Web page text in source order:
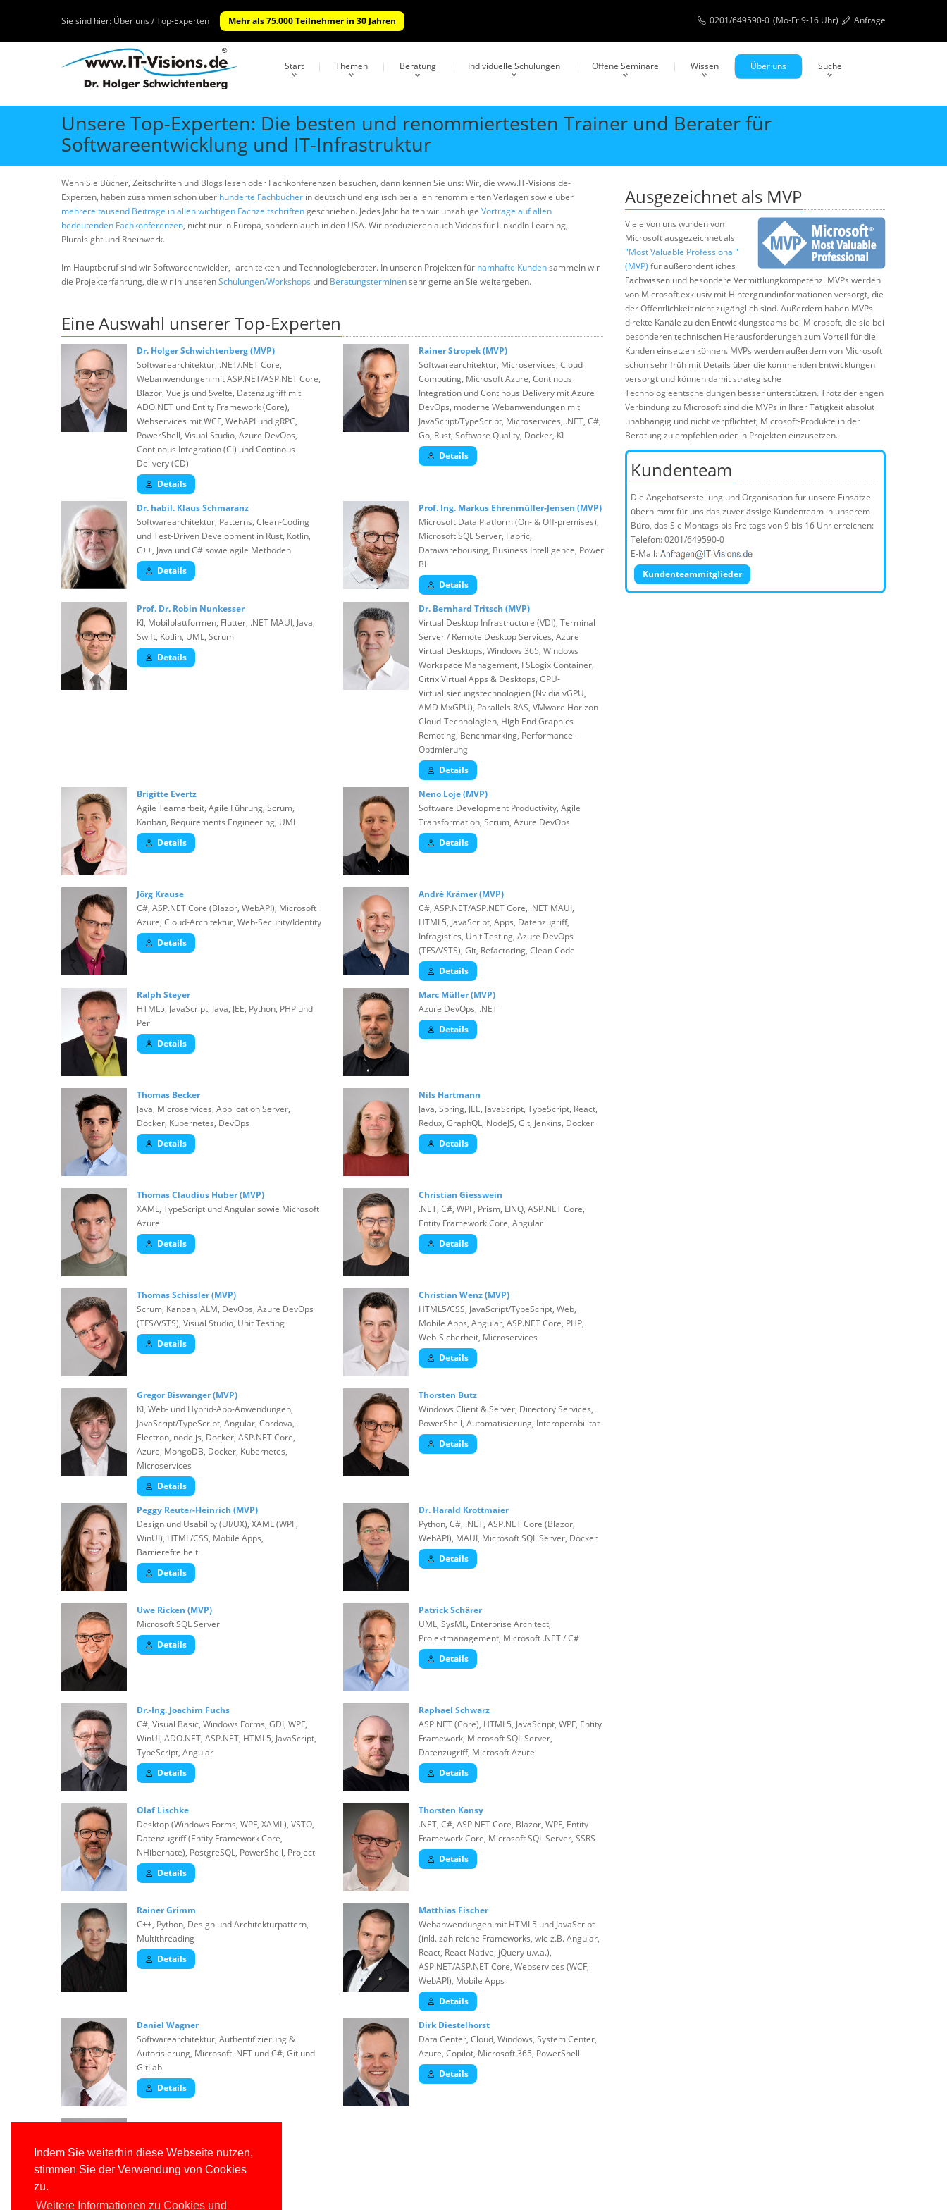
Indem Sie weiterhin diese Webseite nutzen,
stimmen Sie der Verwendung von Cookies
zu.
Weitere Informationen zu Cookies und
Sie sind hier: Über uns / Top-Experten Mehr als 75.000 Teilnehmer in 30 Jahren 0201/649590-0 (Mo-Fr 9-16 Uhr) Anfrage
Start Themen Beratung Individuelle Schulungen Offene Seminare Wissen Über uns Suche
Unsere Top-Experten: Die besten und renommiertesten Trainer und Berater für
Softwareentwicklung und IT-Infrastruktur
Wenn Sie Bücher, Zeitschriften und Blogs lesen oder Fachkonferenzen besuchen, dann kennen Sie uns: Wir, die www.IT-Visions.de-
Experten, haben zusammen schon über hunderte Fachbücher in deutsch und englisch bei allen renommierten Verlagen sowie über
mehrere tausend Beiträge in allen wichtigen Fachzeitschriftengeschrieben. Jedes Jahr halten wir unzählige Vorträge auf allen
bedeutenden Fachkonferenzen, nicht nur in Europa, sondern auch in den USA. Wir produzieren auch Videos für LinkedIn Learning,
Pluralsight und Rheinwerk.
Im Hauptberuf sind wir Softwareentwickler, -architekten und Technologieberater. In unseren Projekten für namhafte Kundensammeln wir
die Projekterfahrung, die wir in unserenSchulungen/Workshops und Beratungsterminensehr gerne an Sie weitergeben.
Eine Auswahl unserer Top-Experten
Dr. Holger Schwichtenberg (MVP)
Softwarearchitektur, .NET/.NET Core,
Webanwendungen mit ASP.NET/ASP.NET Core,
Blazor, Vue.js und Svelte, Datenzugriff mit
ADO.NET und Entity Framework (Core),
Webservices mit WCF, WebAPI und gRPC,
PowerShell, Visual Studio, Azure DevOps,
Continous Integration (CI) und Continous
Delivery (CD)
Details
Rainer Stropek (MVP)
Softwarearchitektur, Microservices, Cloud
Computing, Microsoft Azure, Continous
Integration und Continous Delivery mit Azure
DevOps, moderne Webanwendungen mit
JavaScript/TypeScript, Microservices, .NET, C#,
Go, Rust, Software Quality, Docker, KI
Details
Dr. habil. Klaus Schmaranz
Softwarearchitektur, Patterns, Clean-Coding
und Test-Driven Development in Rust, Kotlin,
C++, Java und C# sowie agile Methoden
Details
Prof. Ing. Markus Ehrenmüller-Jensen (MVP)
Microsoft Data Platform (On- & Off-premises),
Microsoft SQL Server, Fabric,
Datawarehousing, Business Intelligence, Power
BI
Details
Prof. Dr. Robin Nunkesser
KI, Mobilplattformen, Flutter, .NET MAUI, Java,
Swift, Kotlin, UML, Scrum
Details
Dr. Bernhard Tritsch (MVP)
Virtual Desktop Infrastructure (VDI), Terminal
Server / Remote Desktop Services, Azure
Virtual Desktops, Windows 365, Windows
Workspace Management, FSLogix Container,
Citrix Virtual Apps & Desktops, GPU-
Virtualisierungstechnologien (Nvidia vGPU,
AMD MxGPU), Parallels RAS, VMware Horizon
Cloud-Technologien, High End Graphics
Remoting, Benchmarking, Performance-
Optimierung
Details
Brigitte Evertz
Agile Teamarbeit, Agile Führung, Scrum,
Kanban, Requirements Engineering, UML
Details
Neno Loje (MVP)
Software Development Productivity, Agile
Transformation, Scrum, Azure DevOps
Details
Jörg Krause
C#, ASP.NET Core (Blazor, WebAPI), Microsoft
Azure, Cloud-Architektur, Web-Security/Identity
Details
André Krämer (MVP)
C#, ASP.NET/ASP.NET Core, .NET MAUI,
HTML5, JavaScript, Apps, Datenzugriff,
Infragistics, Unit Testing, Azure DevOps
(TFS/VSTS), Git, Refactoring, Clean Code
Details
Ralph Steyer
HTML5, JavaScript, Java, JEE, Python, PHP und
Perl
Details
Marc Müller (MVP)
Azure DevOps, .NET
Details
Thomas Becker
Java, Microservices, Application Server,
Docker, Kubernetes, DevOps
Details
Nils Hartmann
Java, Spring, JEE, JavaScript, TypeScript, React,
Redux, GraphQL, NodeJS, Git, Jenkins, Docker
Details
Thomas Claudius Huber (MVP)
XAML, TypeScript und Angular sowie Microsoft
Azure
Details
Christian Giesswein
.NET, C#, WPF, Prism, LINQ, ASP.NET Core,
Entity Framework Core, Angular
Details
Thomas Schissler (MVP)
Scrum, Kanban, ALM, DevOps, Azure DevOps
(TFS/VSTS), Visual Studio, Unit Testing
Details
Christian Wenz (MVP)
HTML5/CSS, JavaScript/TypeScript, Web,
Mobile Apps, Angular, ASP.NET Core, PHP,
Web-Sicherheit, Microservices
Details
Gregor Biswanger (MVP)
KI, Web- und Hybrid-App-Anwendungen,
JavaScript/TypeScript, Angular, Cordova,
Electron, node.js, Docker, ASP.NET Core,
Azure, MongoDB, Docker, Kubernetes,
Microservices
Details
Thorsten Butz
Windows Client & Server, Directory Services,
PowerShell, Automatisierung, Interoperabilität
Details
Peggy Reuter-Heinrich (MVP)
Design und Usability (UI/UX), XAML (WPF,
WinUI), HTML/CSS, Mobile Apps,
Barrierefreiheit
Details
Dr. Harald Krottmaier
Python, C#, .NET, ASP.NET Core (Blazor,
WebAPI), MAUI, Microsoft SQL Server, Docker
Details
Uwe Ricken (MVP)
Microsoft SQL Server
Details
Patrick Schärer
UML, SysML, Enterprise Architect,
Projektmanagement, Microsoft .NET / C#
Details
Dr.-Ing. Joachim Fuchs
C#, Visual Basic, Windows Forms, GDI, WPF,
WinUI, ADO.NET, ASP.NET, HTML5, JavaScript,
TypeScript, Angular
Details
Raphael Schwarz
ASP.NET (Core), HTML5, JavaScript, WPF, Entity
Framework, Microsoft SQL Server,
Datenzugriff, Microsoft Azure
Details
Olaf Lischke
Desktop (Windows Forms, WPF, XAML), VSTO,
Datenzugriff (Entity Framework Core,
NHibernate), PostgreSQL, PowerShell, Project
Details
Thorsten Kansy
.NET, C#, ASP.NET Core, Blazor, WPF, Entity
Framework Core, Microsoft SQL Server, SSRS
Details
Rainer Grimm
C++, Python, Design und Architekturpattern,
Multithreading
Details
Matthias Fischer
Webanwendungen mit HTML5 und JavaScript
(inkl. zahlreiche Frameworks, wie z.B. Angular,
React, React Native, jQuery u.v.a.),
ASP.NET/ASP.NET Core, Webservices (WCF,
WebAPI), Mobile Apps
Details
Daniel Wagner
Softwarearchitektur, Authentifizierung &
Autorisierung, Microsoft .NET und C#, Git und
GitLab
Details
Dirk Diestelhorst
Data Center, Cloud, Windows, System Center,
Azure, Copilot, Microsoft 365, PowerShell
Details
Dr. Veikko Krypczyk
Requirements Engineering
Details
Ausgezeichnet als MVP
Viele von uns wurden von
Microsoft ausgezeichnet als
"Most Valuable Professional"
(MVP) für außerordentliches
Fachwissen und besondere Vermittlungkompetenz. MVPs werden
von Microsoft exklusiv mit Hintergrundinformationen versorgt, die
der Öffentlichkeit nicht zugänglich sind. Außerdem haben MVPs
direkte Kanäle zu den Entwicklungsteams bei Microsoft, die sie bei
besonderen technischen Herausforderungen zum Vorteil für die
Kunden einsetzen können. MVPs werden außerdem von Microsoft
schon sehr früh mit Details über die kommenden Entwicklungen
versorgt und können damit strategische
Technologieentscheidungen besser unterstützen. Trotz der engen
Verbindung zu Microsoft sind die MVPs in Ihrer Tätigkeit absolut
unabhängig und nicht verpflichtet, Microsoft-Produkte in der
Beratung zu empfehlen oder in Projekten einzusetzen.
Kundenteam
Die Angebotserstellung und Organisation für unsere Einsätze
übernimmt für uns das zuverlässige Kundenteam in unserem
Büro, das Sie Montags bis Freitags von 9 bis 16 Uhr erreichen:
Telefon: 0201/649590-0
E-Mail:
Kundenteammitglieder